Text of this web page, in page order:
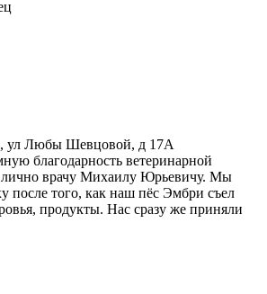
ул Любы Шевцовой, д 17А
благодарность ветеринарной
врачу Михаилу Юрьевичу. Мы
после того, как наш пёс Эмбри съел
продукты. Нас сразу же приняли